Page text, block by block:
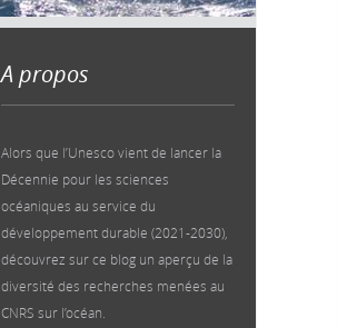
A propos
Alors que l’Unesco vient de lancer la
Décennie pour les sciences
océaniques au service du
développement durable (2021-2030),
découvrez sur ce blog un aperçu de la
diversité des recherches menées au
CNRS sur l’océan.